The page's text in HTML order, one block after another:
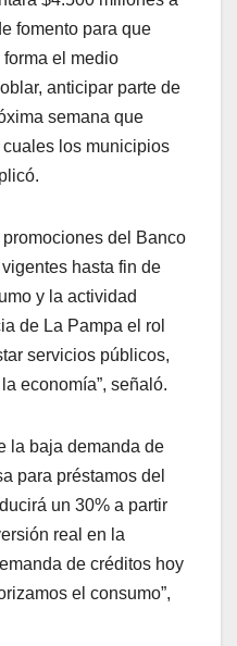
fomento para que
el medio
anticipar parte de
semana que
los municipios
del Banco
hasta fin de
y la actividad
de La Pampa el rol
servicios públicos,
economía”, señaló.
la baja demanda de
para préstamos del
un 30% a partir
real en la
de créditos hoy
el consumo”,